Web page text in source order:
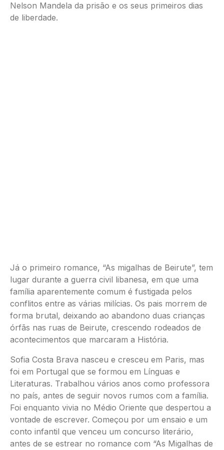
Nelson Mandela da prisão e os seus primeiros dias
de liberdade.
Já o primeiro romance, “As migalhas de Beirute”, tem
lugar durante a guerra civil libanesa, em que uma
família aparentemente comum é fustigada pelos
conflitos entre as várias milícias. Os pais morrem de
forma brutal, deixando ao abandono duas crianças
órfãs nas ruas de Beirute, crescendo rodeados de
acontecimentos que marcaram a História.
Sofia Costa Brava nasceu e cresceu em Paris, mas
foi em Portugal que se formou em Línguas e
Literaturas. Trabalhou vários anos como professora
no país, antes de seguir novos rumos com a família.
Foi enquanto vivia no Médio Oriente que despertou a
vontade de escrever. Começou por um ensaio e um
conto infantil que venceu um concurso literário,
antes de se estrear no romance com “As Migalhas de